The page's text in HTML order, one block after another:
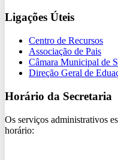
Ligações Úteis
Centro de Recursos
Associação de Pais
Câmara Municipal de
Direção Geral de
Horário da Secretaria
Os serviços administrativos
horário: